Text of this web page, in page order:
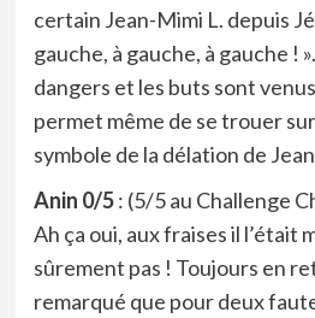
certain Jean-Mimi L. depuis
gauche, à gauche, à gauche !
dangers et les buts sont
permet même de se trouer
symbole de la délation de
Anin 0/5: (5/5 au Challenge
Ah ça oui, aux fraises il l’était
sûrement pas ! Toujours en
remarqué que pour deux